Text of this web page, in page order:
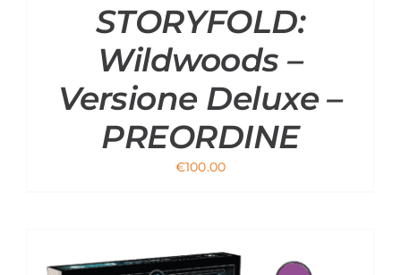
STORYFOLD:
Wildwoods –
Versione Deluxe –
PREORDINE
€100.00